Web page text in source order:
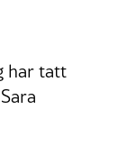
har tatt